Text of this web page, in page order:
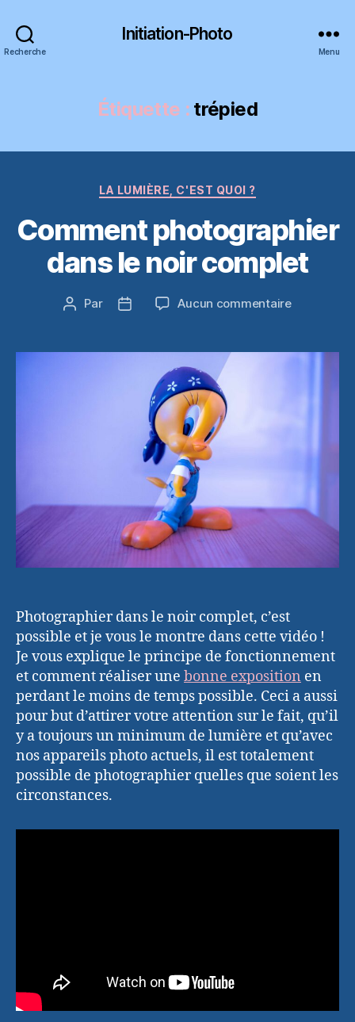
Recherche
Initiation-Photo
Menu
Étiquette : trépied
Catégories
LA LUMIÈRE, C'EST QUOI ?
Comment photographier
dans le noir complet
Auteur
Par
Date
Aucun commentairesur
dans
Photographier dans le noir complet, c’est
possible et je vous le montre dans cette vidéo !
Je vous explique le principe de fonctionnement
et comment réaliser une bonne exposition en
perdant le moins de temps possible. Ceci a aussi
pour but d’attirer votre attention sur le fait, qu’il
y a toujours un minimum de lumière et qu’avec
nos appareils photo actuels, il est totalement
possible de photographier quelles que soient les
circonstances.